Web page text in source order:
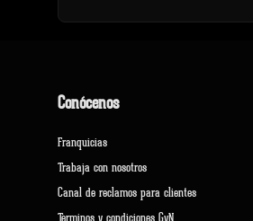
Conócenos
Franquicias
Trabaja con nosotros
Canal de reclamos para clientes
Terminos y condiciones GyN